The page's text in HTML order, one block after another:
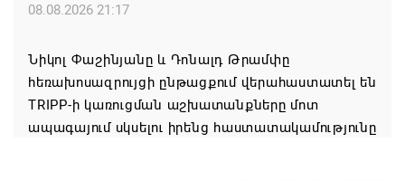
08.08.2026 21:17
Նիկոլ Փաշինյանը և Դոնալդ Թրամփը
հեռախոսազրույցի ընթացքում վերահաստատել են
TRIPP-ի կառուցման աշխատանքները մոտ
ապագայում սկսելու իրենց հաստատակամությունը